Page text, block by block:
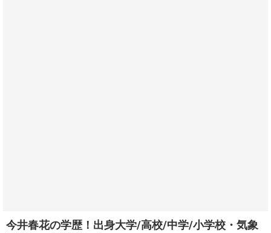
今井春花の学歴！出身大学/高校/中学/小学校・気象